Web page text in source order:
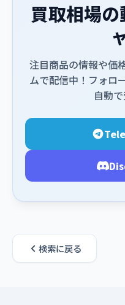
買取相場
注目商品の情報や価
ムで配信中！フォロ
自動で
検索に戻る